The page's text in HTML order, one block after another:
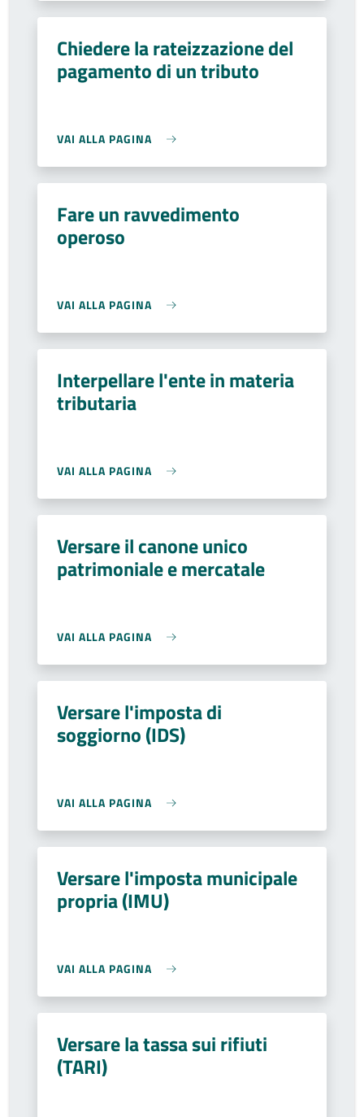
Chiedere la rateizzazione del
pagamento di un tributo
VAI ALLA PAGINA
Fare un ravvedimento
operoso
VAI ALLA PAGINA
Interpellare l'ente in materia
tributaria
VAI ALLA PAGINA
Versare il canone unico
patrimoniale e mercatale
VAI ALLA PAGINA
Versare l'imposta di
soggiorno (IDS)
VAI ALLA PAGINA
Versare l'imposta municipale
propria (IMU)
VAI ALLA PAGINA
Versare la tassa sui rifiuti
(TARI)